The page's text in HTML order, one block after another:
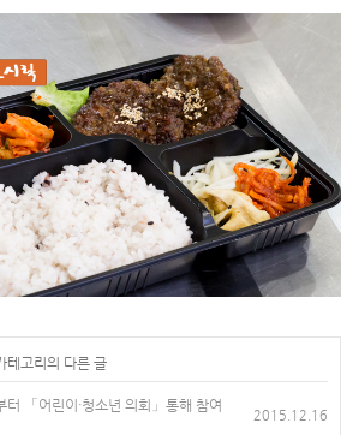
테고리의 다른 글
「어린이·청소년 의회」통해 참여
2015.12.16